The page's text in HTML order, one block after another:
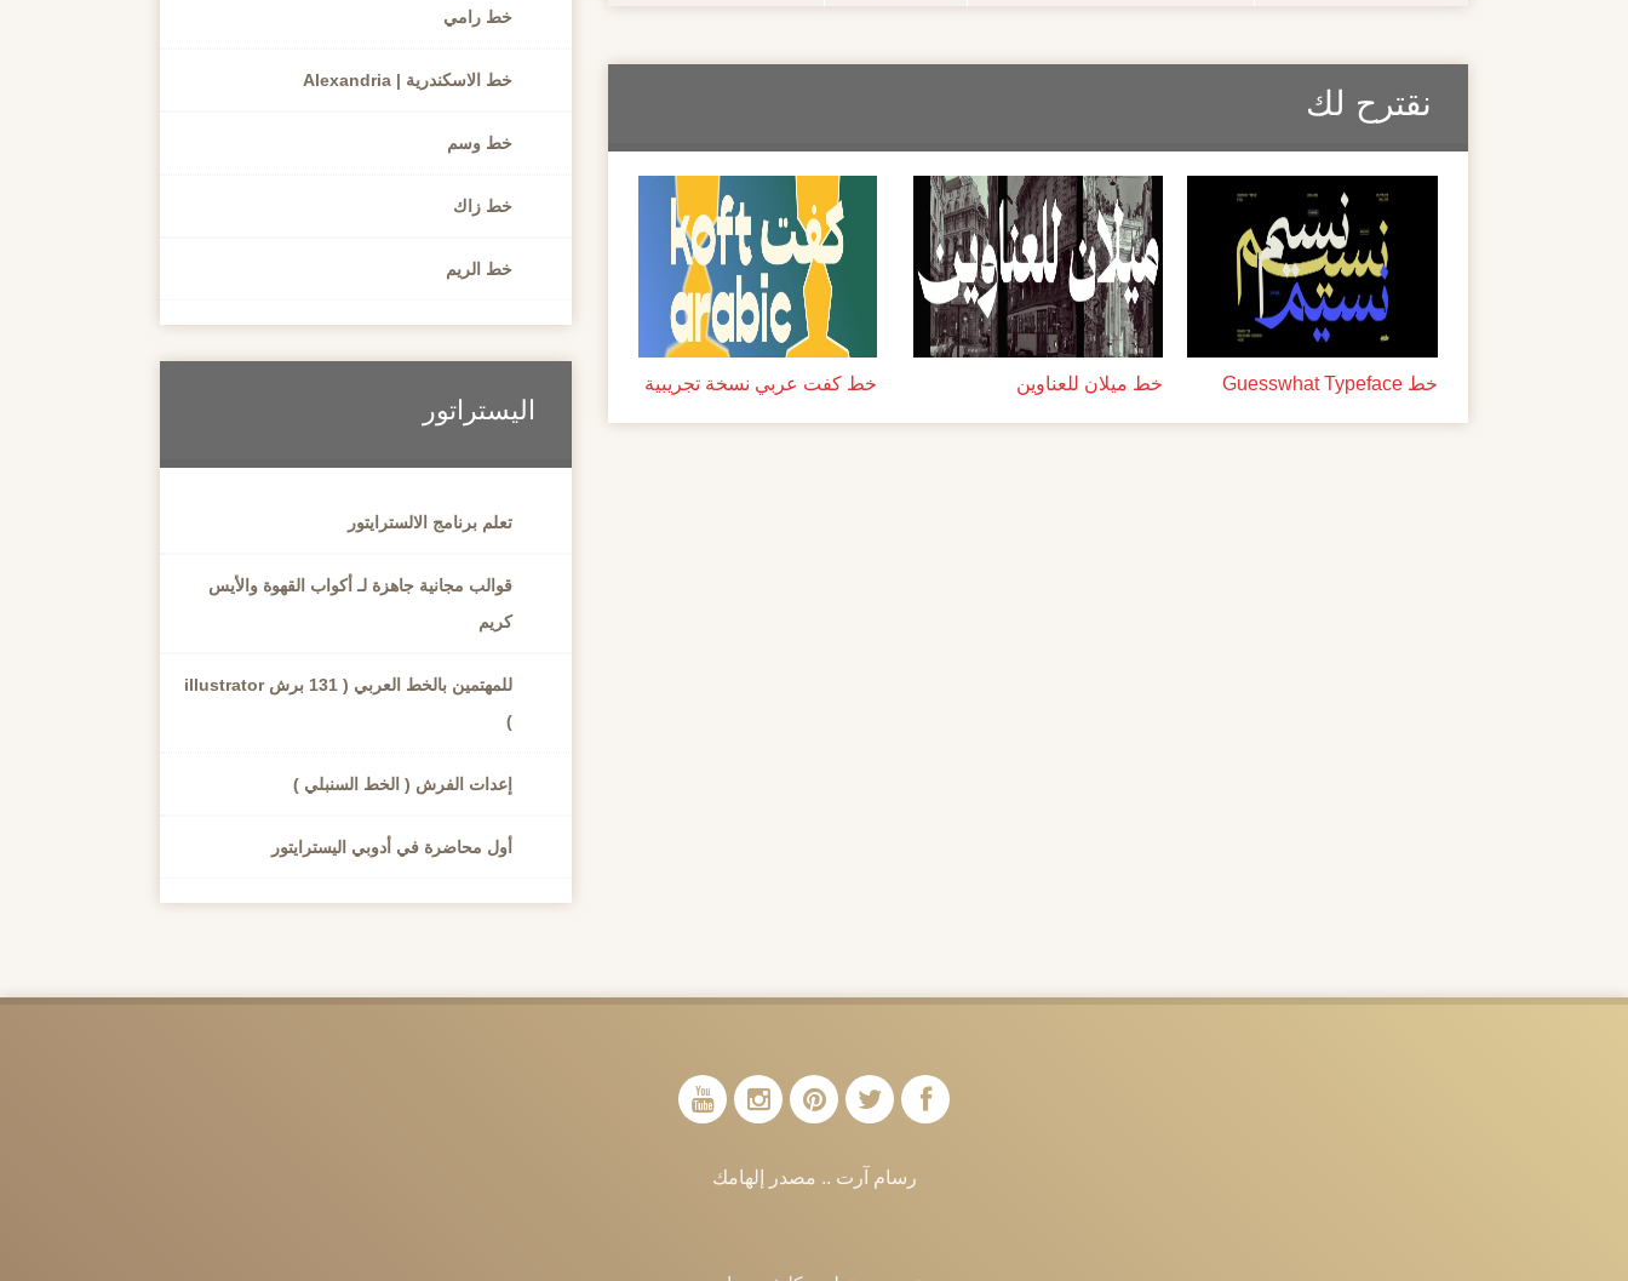
نقترح لك
خط Guesswhat Typeface خط ميلان للعناوين خط كفت عربي نسخة تجريبية
خط رامي
خط الاسكندرية | Alexandria
خط وسم
خط زاك
خط الريم
اليستراتور
تعلم برنامج الالسترايتور
قوالب مجانية جاهزة لـ أكواب القهوة والأيس
كريم
للمهتمين بالخط العربي ( 131 برش illustrator
)
إعدات الفرش ( الخط السنبلي )
أول محاضرة في أدوبي اليسترايتور
رسام آرت .. مصدر إلهامك